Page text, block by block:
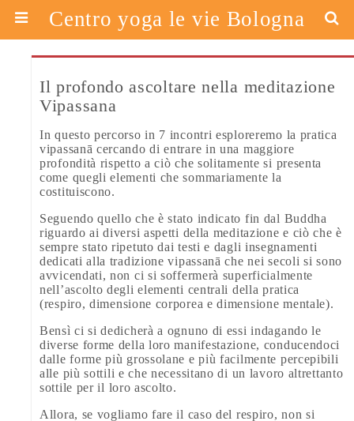
Centro yoga le vie Bologna
Il profondo ascoltare nella meditazione
Vipassana
In questo percorso in 7 incontri esploreremo la pratica
vipassanā cercando di entrare in una maggiore
profondità rispetto a ciò che solitamente si presenta
come quegli elementi che sommariamente la
costituiscono.
Seguendo quello che è stato indicato fin dal Buddha
riguardo ai diversi aspetti della meditazione e ciò che è
sempre stato ripetuto dai testi e dagli insegnamenti
dedicati alla tradizione vipassanā che nei secoli si sono
avvicendati, non ci si soffermerà superficialmente
nell’ascolto degli elementi centrali della pratica
(respiro, dimensione corporea e dimensione mentale).
Bensì ci si dedicherà a ognuno di essi indagando le
diverse forme della loro manifestazione, conducendoci
dalle forme più grossolane e più facilmente percepibili
alle più sottili e che necessitano di un lavoro altrettanto
sottile per il loro ascolto.
Allora, se vogliamo fare il caso del respiro, non si